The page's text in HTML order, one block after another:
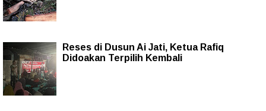
Reses di Dusun Ai Jati, Ketua Rafiq
Didoakan Terpilih Kembali